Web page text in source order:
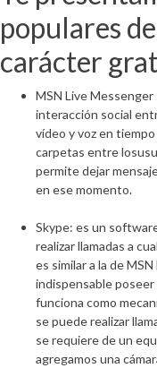
populares
carácter
MSN Live Messenger
interacción social
vídeo y voz en
carpetas entre
permite dejar
en ese momento.
Skype: es un
realizar llamadas a
es similar a la de
indispensable
funciona como
se puede realizar
se requiere de un
agregamos una